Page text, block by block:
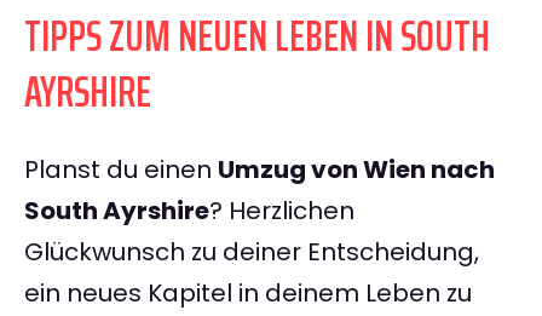
TIPPS ZUM NEUEN LEBEN IN SOUTH
AYRSHIRE
Planst du einen Umzug von Wien nach
South Ayrshire? Herzlichen
Glückwunsch zu deiner Entscheidung,
ein neues Kapitel in deinem Leben zu